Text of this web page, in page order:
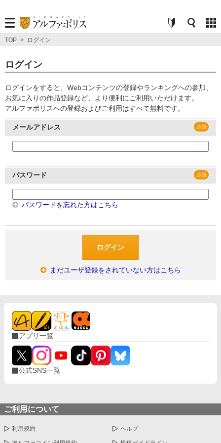
TOP > ログイン
ログイン
ログインをすると、Webコンテンツの登録やランキングへの参加、
お気に入りの作品登録など、より便利にご利用いただけます。
アルファポリスへの登録およびご利用はすべて無料です。
メールアドレス
パスワード
パスワードを忘れた方はこちら
まだユーザ登録をされていない方はこちら
アプリ一覧
公式SNS一覧
ご利用について
利用規約 ヘルプ